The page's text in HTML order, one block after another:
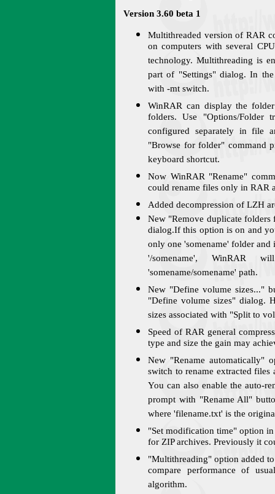
Version 3.60 beta 1
Multithreaded version of RAR
on computers with several
technology. Multithreading is
part of "Settings" dialog. In
with -mt switch.
WinRAR can display the
folders. Use "Options/
configured separately in file
"Browse for folder" command
keyboard shortcut.
Now WinRAR "Rename"
could rename files only in RAR
Added decompression of LZH
New "Remove duplicate
dialog.If this option is on and
only one 'somename' folder
'/somename', WinRAR
'somename/somename' path.
New "Define volume sizes..."
"Define volume sizes" dialog.
sizes associated with "Split to
Speed of RAR general
type and size the gain may
New "Rename automatically"
switch to rename extracted
You can also enable the auto-
prompt with "Rename All"
where 'filename.txt' is the
"Set modification time" option
for ZIP archives. Previously it
"Multithreading" option added
compare performance of
algorithm.